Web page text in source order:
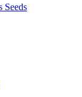
Seeds